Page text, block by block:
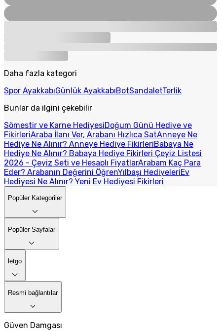
Daha fazla kategori
Spor AyakkabıGünlük AyakkabıBotSandaletTerlik
Bunlar da ilgini çekebilir
Sömestir ve Karne HediyesiDoğum Günü Hediye ve
FikirleriAraba İlanı Ver, Arabanı Hızlıca SatAnneye Ne
Hediye Ne Alınır? Anneye Hediye FikirleriBabaya Ne
Hediye Ne Alınır? Babaya Hediye Fikirleri Çeyiz Listesi
2026 - Çeyiz Seti ve Hesaplı FiyatlarArabam Kaç Para
Eder? Arabanın Değerini ÖğrenYılbaşı HediyeleriEv
Hediyesi Ne Alınır? Yeni Ev Hediyesi Fikirleri
Popüler Kategoriler
Popüler Sayfalar
letgo
Resmi bağlantılar
Güven Damgası